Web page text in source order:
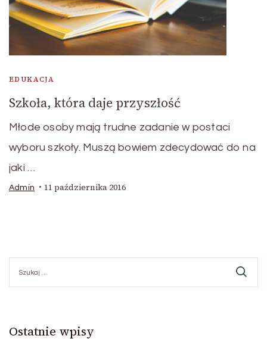
EDUKACJA
Szkoła, która daje przyszłość
Młode osoby mają trudne zadanie w postaci
wyboru szkoły. Muszą bowiem zdecydować do na
jaki …
Admin 11 października 2016
Ostatnie wpisy